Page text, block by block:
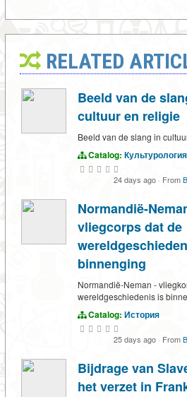
RELATED
Beeld van de
cultuur en religie
Beeld van de slang in
Catalog: Культурология
24 days ago · From
Normandië-
vliegcorps dat de
binnenging
Normandië-Neman -
wereldgeschiedenis is
Catalog: История
25 days ago · From
Bijdrage van
het verzet in